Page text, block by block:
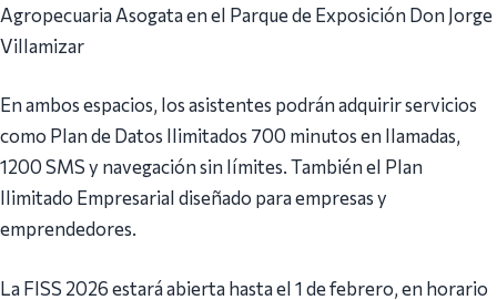
Agropecuaria Asogata en el Parque de Exposición Don Jorge
Villamizar
En ambos espacios, los asistentes podrán adquirir servicios
como Plan de Datos Ilimitados 700 minutos en llamadas,
1200 SMS y navegación sin límites. También el Plan
Ilimitado Empresarial diseñado para empresas y
emprendedores.
La FISS 2026 estará abierta hasta el 1 de febrero, en horario